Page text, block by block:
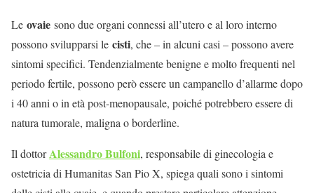
Le ovaie sono due organi connessi all’utero e al loro interno
possono svilupparsi le cisti, che – in alcuni casi – possono avere
sintomi specifici. Tendenzialmente benigne e molto frequenti nel
periodo fertile, possono però essere un campanello d’allarme dopo
i 40 anni o in età post-menopausale, poiché potrebbero essere di
natura tumorale, maligna o borderline.
Il dottorAlessandro Bulfoni, responsabile di ginecologia e
ostetricia di Humanitas San Pio X, spiega quali sono i sintomi